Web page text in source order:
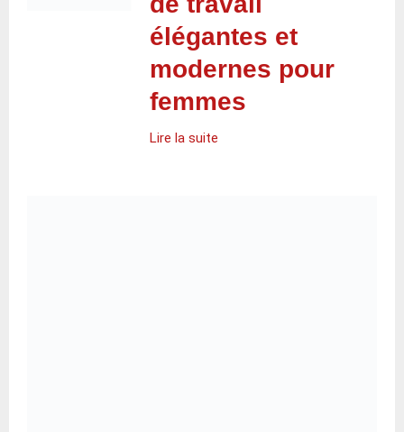
élégantes et
modernes pour
femmes
Lire la suite